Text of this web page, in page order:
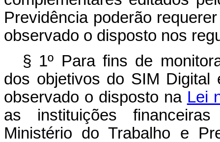
Previdência poderão
observado o disposto nos
§ 1º Para fins de
dos objetivos do SIM Digital
observado o disposto na Lei
as instituições
Ministério do Trabalho e